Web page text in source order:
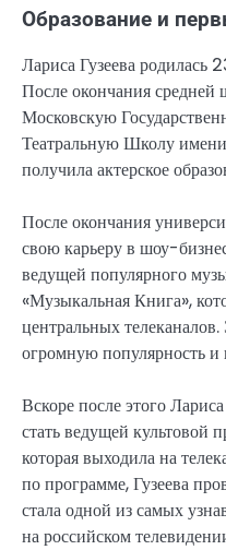
Образование и
Лариса Гузеева родилась
После окончания средней
Московскую
Театральную Школу
получила актерское
После окончания
свою карьеру в шоу-
ведущей популярного
«Музыкальная Книга»,
центральных
огромную популярность и
Вскоре после этого
стать ведущей культовой
которая выходила на
по программе, Гузеева
стала одной из самых
на российском